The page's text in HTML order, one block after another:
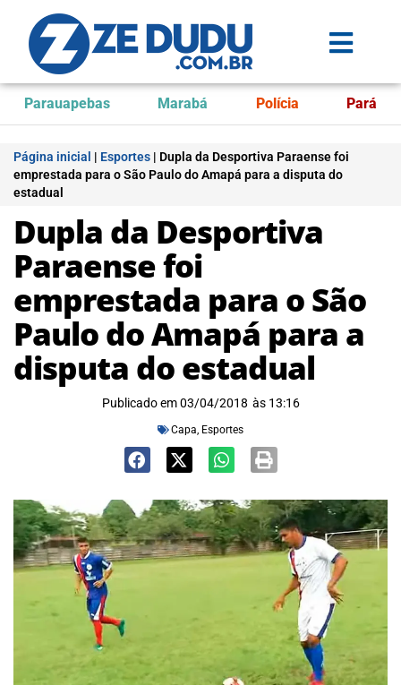
Parauapebas Marabá Polícia Pará
Página inicial | Esportes | Dupla da Desportiva Paraense foi
emprestada para o São Paulo do Amapá para a disputa do
estadual
Dupla da Desportiva
Paraense foi
emprestada para o São
Paulo do Amapá para a
disputa do estadual
Publicado em 03/04/2018 às 13:16
Capa, Esportes